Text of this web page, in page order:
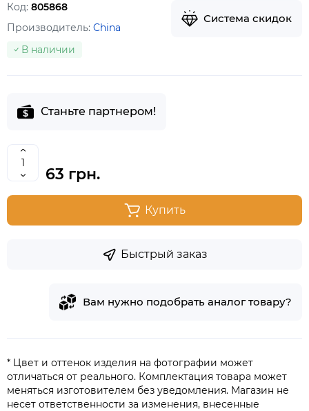
Код: 805868
Производитель: China
В наличии
Система скидок
Станьте партнером!
63 грн.
Купить
Быстрый заказ
Вам нужно подобрать аналог товару?
* Цвет и оттенок изделия на фотографии может
отличаться от реального. Комплектация товара может
меняться изготовителем без уведомления. Магазин не
несет ответственности за изменения, внесенные